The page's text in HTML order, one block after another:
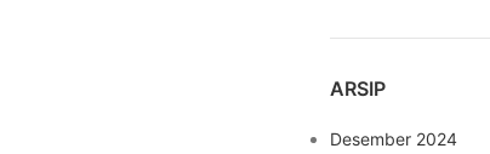
ARSIP
Desember 2024